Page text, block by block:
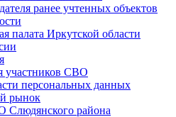
ранее учтенных объектов
палата Иркутской области
участников СВО
персональных данных
рынок
Слюдянского района